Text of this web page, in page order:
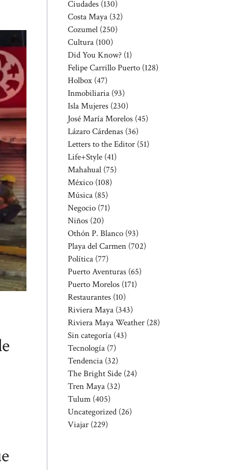
Ciudades (130)
Costa Maya (32)
Cozumel (250)
Cultura (100)
Did You Know? (1)
Felipe Carrillo Puerto (128)
Holbox (47)
Inmobiliaria (93)
Isla Mujeres (230)
José María Morelos (45)
Lázaro Cárdenas (36)
Letters to the Editor (51)
Life+Style (41)
Mahahual (75)
México (108)
Música (85)
Negocio (71)
Niños (20)
Othón P. Blanco (93)
Playa del Carmen (702)
Política (77)
Puerto Aventuras (65)
Puerto Morelos (171)
Restaurantes (10)
Riviera Maya (343)
Riviera Maya Weather (28)
Sin categoría (43)
Tecnología (7)
Tendencia (32)
The Bright Side (24)
Tren Maya (32)
Tulum (405)
Uncategorized (26)
Viajar (229)